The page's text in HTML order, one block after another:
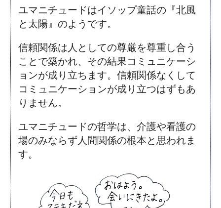
ユマニチュードはイソップ童話の『北風
と太陽』のようです。
信頼関係は人としての尊厳を尊重し合う
ことで築かれ、その結果コミュニケーシ
ョンが成り立ちます。信頼関係なくして
コミュニケーションが成り立つはずもあ
りません。
ユマニチュードの哲学は、介護や看護の
場のみならず人間関係の根本と思われま
す。